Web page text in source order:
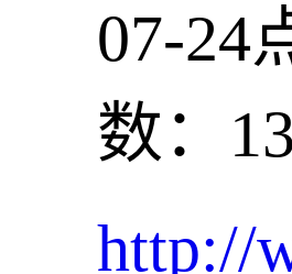
07-24
数：
http://